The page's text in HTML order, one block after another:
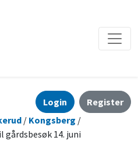
Login
Register
/ Kongsberg /
14. juni